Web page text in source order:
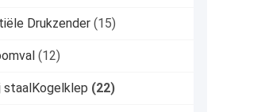
Drukzender (15)
(12)
staalKogelklep (22)